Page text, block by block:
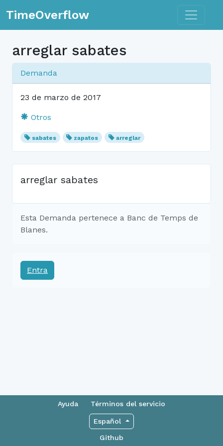
TimeOverflow Toggle
arreglar sabates
Demanda
23 de marzo de 2017
Otros
sabates zapatos arreglar
arreglar sabates
Esta Demanda pertenece a Banc de Temps de
Blanes.
Entra
Ayuda Términos del servicio
Español
Github